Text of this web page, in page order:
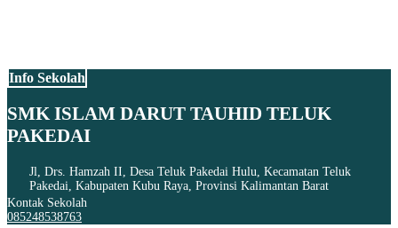
Info Sekolah
SMK ISLAM DARUT TAUHID TELUK
PAKEDAI
Jl, Drs. Hamzah II, Desa Teluk Pakedai Hulu, Kecamatan Teluk
Pakedai, Kabupaten Kubu Raya, Provinsi Kalimantan Barat
Kontak Sekolah
085248538763